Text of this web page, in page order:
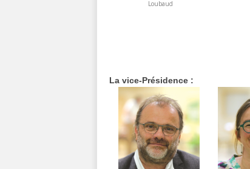
Loubaud
La vice-Présidence :